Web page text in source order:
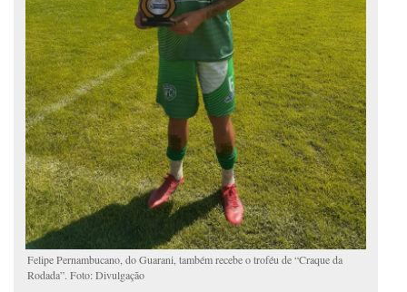
Felipe Pernambucano, do Guarani, também recebe o troféu de “Craque da
Rodada”. Foto: Divulgação